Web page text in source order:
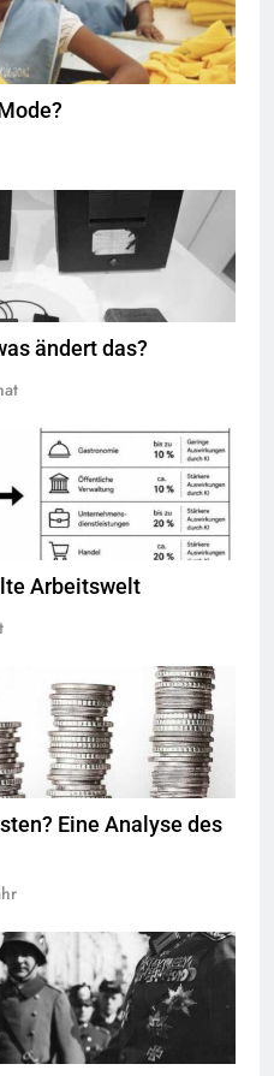
als erster Webserver der Welt
zur Entwicklung des World Wide
machine is a server. DO NOT
dass der einzige Webserver
Heute ist der Originalrechner im
ausgestellt,Quelle©
ändert das?
© Chat GPT
Arbeitswelt
CC-BY-SA-1.0
Eine Analyse des
/ Theo Eisenhart, Quelle©CC BY-
SA 3.0-DE